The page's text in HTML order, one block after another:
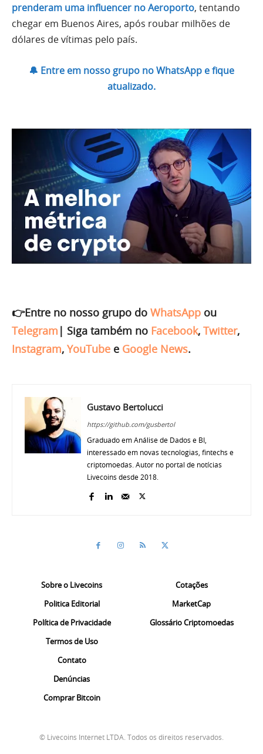
prenderam uma influencer no Aeroporto, tentando
chegar em Buenos Aires, após roubar milhões de
dólares de vítimas pelo país.
🔔 Entre em nosso grupo no WhatsApp e fique
atualizado.
👉Entre no nosso grupo do WhatsApp ou
Telegram | Siga também no Facebook, Twitter,
Instagram, YouTube e Google News.
Gustavo Bertolucci
https://github.com/gusbertol
Graduado em Análise de Dados e BI,
interessado em novas tecnologias, fintechs e
criptomoedas. Autor no portal de notícias
Livecoins desde 2018.
Sobre o Livecoins
Politica Editorial
Política de Privacidade
Termos de Uso
Contato
Denúncias
Comprar Bitcoin
Cotações
MarketCap
Glossário Criptomoedas
© Livecoins Internet LTDA. Todos os direitos reservados.